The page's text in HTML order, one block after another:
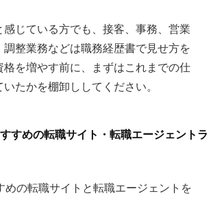
感じている方でも、接客、事務、営業
調整業務などは職務経歴書で見せ方を
格を増やす前に、まずはこれまでの仕
たかを棚卸ししてください。
すめの転職サイト・転職エージェントラ
めの転職サイトと転職エージェントを